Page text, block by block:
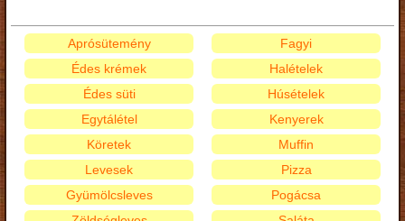
Aprósütemény
Édes krémek
Édes süti
Egytálétel
Fagyi
Halételek
Húsételek
Kenyerek
Köretek
Levesek
Gyümölcsleves
Muffin
Pizza
Pogácsa